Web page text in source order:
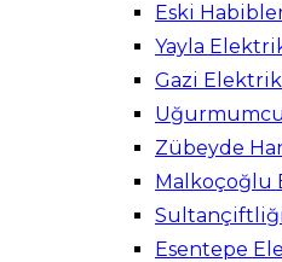
Eski
Yayla
Gazi
Zübeyde
Malkoçoğlu
Esentepe